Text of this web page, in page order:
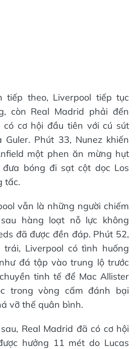
tiếp theo, Liverpool tiếp tục
còn Real Madrid phải đến
cơ hội đầu tiên với cú sút
Phút 33, Nunez khiến
một phen ăn mừng hụt
bóng đi sạt cột dọc Los
tấc.
vẫn là những người chiếm
hàng loạt nỗ lực không
đã được đền đáp. Phút 52,
Liverpool có tình huống
đá tập vào trung lộ trước
tinh tế để Mac Allister
trong vòng cấm đánh bại
vỡ thế quân bình.
Real Madrid đã có cơ hội
hưởng 11 mét do Lucas